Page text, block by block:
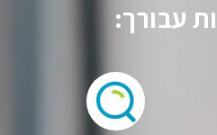
עבורך: